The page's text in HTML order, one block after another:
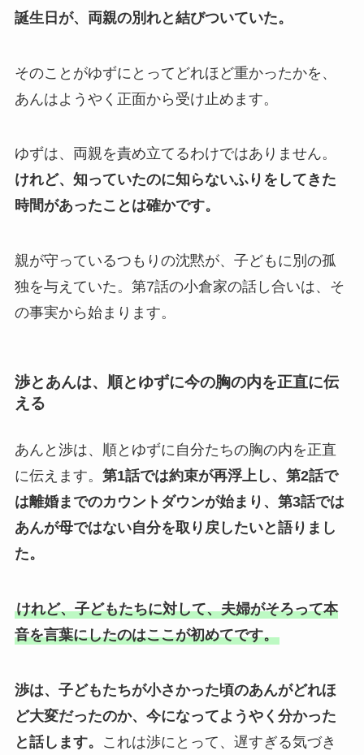
誕生日が、両親の別れと結びついていた。
そのことがゆずにとってどれほど重かったかを、
あんはようやく正面から受け止めます。
ゆずは、両親を責め立てるわけではありません。
けれど、知っていたのに知らないふりをしてきた
時間があったことは確かです。
親が守っているつもりの沈黙が、子どもに別の孤
独を与えていた。第7話の小倉家の話し合いは、そ
の事実から始まります。
渉とあんは、順とゆずに今の胸の内を正直に伝
える
あんと渉は、順とゆずに自分たちの胸の内を正直
に伝えます。 第1話では約束が再浮上し、第2話で
は離婚までのカウントダウンが始まり、第3話では
あんが母ではない自分を取り戻したいと語りまし
た。
けれど、子どもたちに対して、夫婦がそろって本
音を言葉にしたのはここが初めてです。
渉は、子どもたちが小さかった頃のあんがどれほ
ど大変だったのか、今になってようやく分かった
と話します。
これは渉にとって、遅すぎる気づき